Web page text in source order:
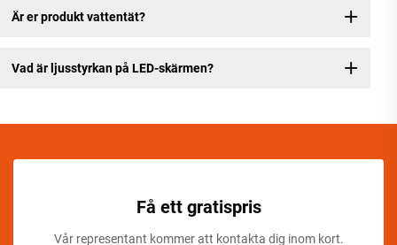
Är er produkt vattentät?
Vad är ljusstyrkan på LED-skärmen?
Få ett gratispris
Vår representant kommer att kontakta dig inom kort.